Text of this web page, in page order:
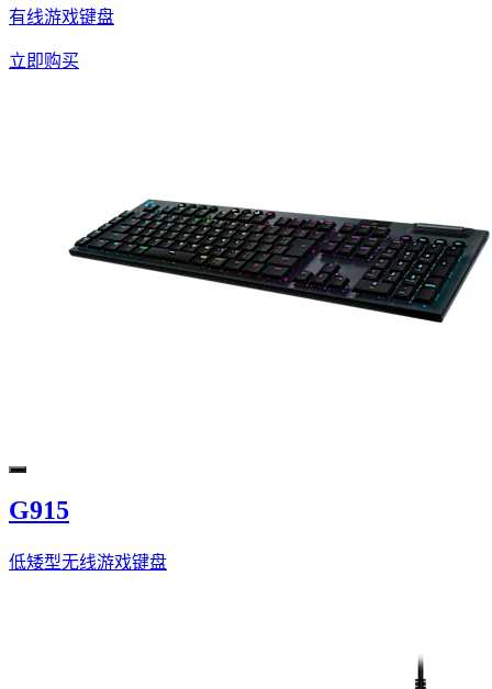
有线游戏键盘
立即购买
G915
低矮型无线游戏键盘